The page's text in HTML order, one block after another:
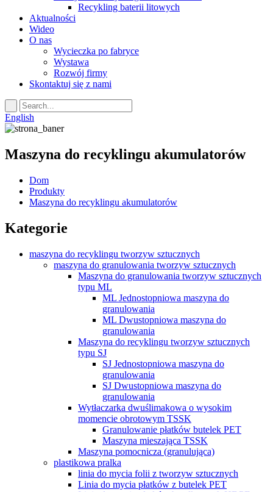
Recykling baterii litowych
Aktualności
Wideo
O nas
Wycieczka po fabryce
Wystawa
Rozwój firmy
Skontaktuj się z nami
English
Maszyna do recyklingu akumulatorów
Dom
Produkty
Maszyna do recyklingu akumulatorów
Kategorie
maszyna do recyklingu tworzyw sztucznych
maszyna do granulowania tworzyw sztucznych
Maszyna do granulowania tworzyw sztucznych
typu ML
ML Jednostopniowa maszyna do
granulowania
ML Dwustopniowa maszyna do
granulowania
Maszyna do recyklingu tworzyw sztucznych
typu SJ
SJ Jednostopniowa maszyna do
granulowania
SJ Dwustopniowa maszyna do
granulowania
Wytłaczarka dwuślimakowa o wysokim
momencie obrotowym TSSK
Granulowanie płatków butelek PET
Maszyna mieszająca TSSK
Maszyna pomocnicza (granulująca)
plastikowa pralka
linia do mycia folii z tworzyw sztucznych
Linia do mycia płatków z butelek PET